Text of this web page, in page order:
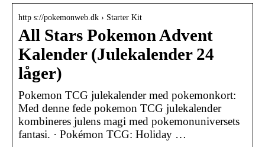
http s://pokemonweb.dk › Starter Kit
All Stars Pokemon Advent
Kalender (Julekalender 24
låger)
Pokemon TCG julekalender med pokemonkort:
Med denne fede pokemon TCG julekalender
kombineres julens magi med pokemonuniversets
fantasi. · Pokémon TCG: Holiday …